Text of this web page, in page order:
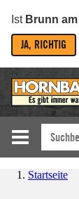
Ist Brunn
JA, RICHTIG
Startseite